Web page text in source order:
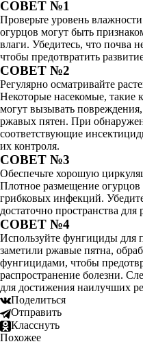
СОВЕТ №1
Проверьте уровень
огурцов могут быть
влаги. Убедитесь, что почва
чтобы предотвратить
СОВЕТ №2
Регулярно осматривайте
Некоторые насекомые, такие
могут вызывать
ржавых пятен. При
соответствующие
их контроля.
СОВЕТ №3
Обеспечьте хорошую
Плотное размещение
грибковых инфекций.
достаточно пространства для
СОВЕТ №4
Используйте фунгициды для
заметили ржавые пятна,
фунгицидами, чтобы
распространение болезни.
для достижения наилучших
Поделиться
Отправить
Класснуть
Похожее